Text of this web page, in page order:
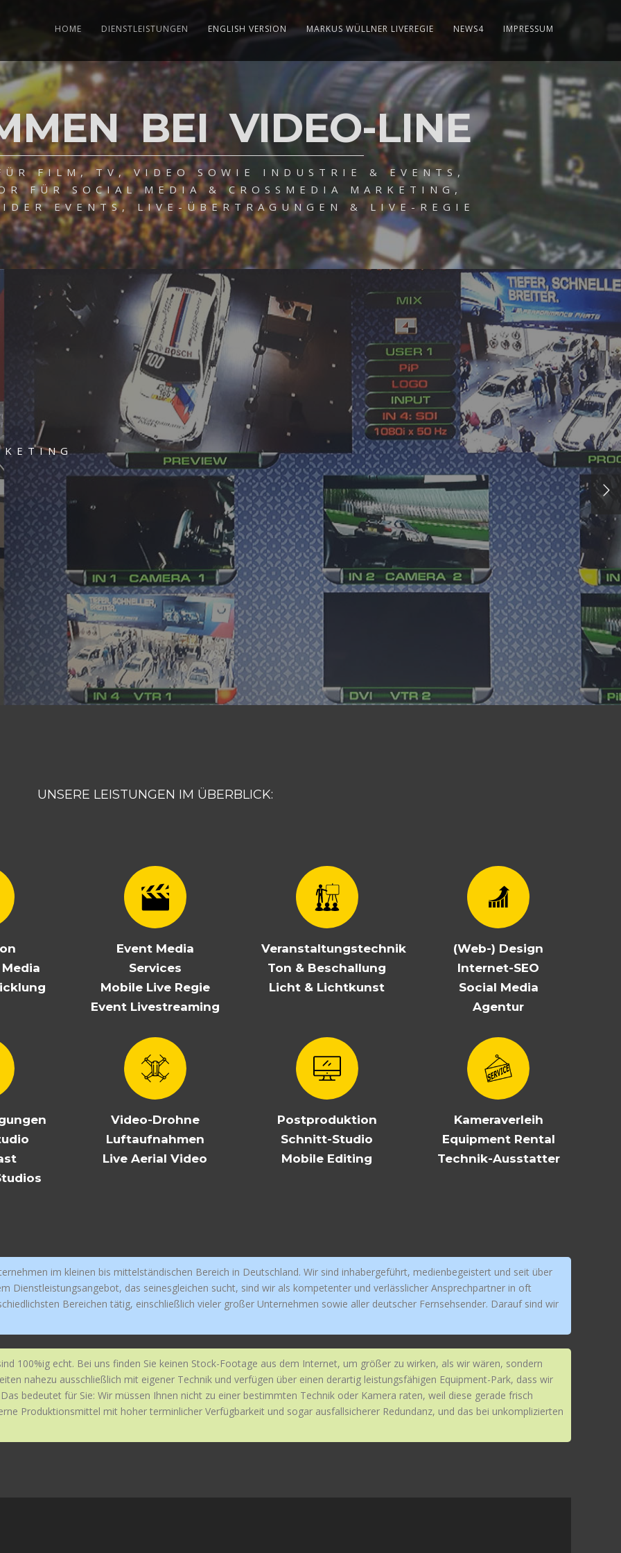
HOME DIENSTLEISTUNGEN ENGLISH VERSION MARKUS WÜLLNER LIVEREGIE NEWS4 IMPRESSUM
BEI VIDEO-LINE
FILM, TV, VIDEO SOWIE INDUSTRIE & EVENTS,
FÜR SOCIAL MEDIA & CROSSMEDIA MARKETING,
EVENTS, LIVE-ÜBERTRAGUNGEN & LIVE-REGIE
UNSERE LEISTUNGEN IM ÜBERBLICK:
Event Media
Services
Mobile Live Regie
Event Livestreaming
Veranstaltungstechnik
Ton & Beschallung
Licht & Lichtkunst
(Web-) Design
Internet-SEO
Social Media
Agentur
Video-Drohne
Luftaufnahmen
Live Aerial Video
Postproduktion
Schnitt-Studio
Mobile Editing
Kameraverleih
Equipment Rental
Technik-Ausstatter
im kleinen bis mittelständischen Bereich in Deutschland. Wir sind inhabergeführt, medienbegeistert und seit über
Dienstleistungsangebot, das seinesgleichen sucht, sind wir als kompetenter und verlässlicher Ansprechpartner in oft
Bereichen tätig, einschließlich vieler großer Unternehmen sowie aller deutscher Fernsehsender. Darauf sind wir
100%ig echt. Bei uns finden Sie keinen Stock-Footage aus dem Internet, um größer zu wirken, als wir wären, sondern
nahezu ausschließlich mit eigener Technik und verfügen über einen derartig leistungsfähigen Equipment-Park, dass wir
bedeutet für Sie: Wir müssen Ihnen nicht zu einer bestimmten Technik oder Kamera raten, weil diese gerade frisch
Produktionsmittel mit hoher terminlicher Verfügbarkeit und sogar ausfallsicherer Redundanz, und das bei unkomplizierten